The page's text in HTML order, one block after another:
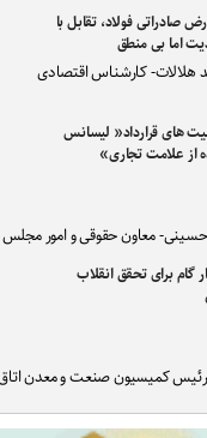
صادراتی فولاد، تقابل با
اما بی منطق
هلالات- کارشناس اقتصادی
های قرارداد« لیسانس
از علامت تجاری»
معاون حقوقی و امور
گام برای تحقق انقلاب
کمیسیون صنعت و معدن اتاق